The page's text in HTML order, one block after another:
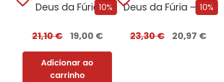
10%
Deus da Fúria
21,10€ 19,00 €
Adicionar ao
carrinho
10%
Deus da Fúria – Edição com EDGES
23,30€ 20,97 €